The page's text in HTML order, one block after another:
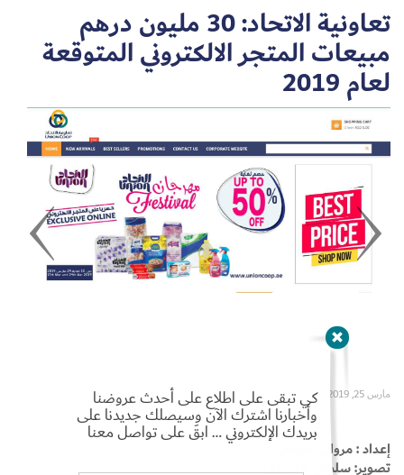
تعاونية الاتحاد: 30 مليون درهم
مبيعات المتجر الالكتروني المتوقعة
لعام 2019
مارس 25, 2019
إعداد : مروان القرعان
تصوير: سلطان المرزوقي
كي تبقى على اطلاع على أحدث عروضنا
وأخبارنا اشترك الآن وسيصلك جديدنا على
بريدك الإلكتروني … ابقَ على تواصل معنا
Set Youtube Channel ID